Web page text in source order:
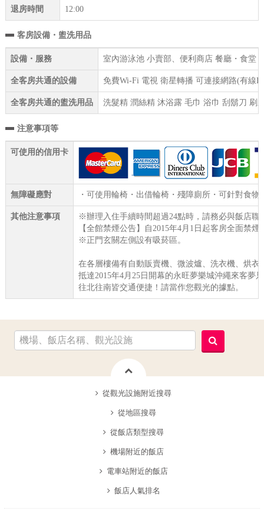
退房時間 12:00
客房設備・盥洗用品
設備・服務 室內游泳池 小賣部、便利商店 餐廳・食堂
全客房共通的設備 免費Wi-Fi 電視 衛星轉播 可連接網路(有線
全客房共通的盥洗用品 洗髮精 潤絲精 沐浴露 毛巾 浴巾 刮鬍刀 刷
注意事項等
可使用的信用卡
無障礙應對 ・可使用輪椅・出借輪椅・殘障廁所・可針對食
其他注意事項
※辦理入住手續時間超過24點時，請務必與飯店聯
【全館禁煙公告】自2015年4月1日起客房全面禁煙
※正門玄關左側設有吸菸區。
在各層樓備有自動販賣機、微波爐、洗衣機、烘衣
抵達2015年4月25日開幕的永旺夢樂城沖繩來客夢
往北往南皆交通便捷！請當作您觀光的據點。
從觀光設施附近搜尋
從地區搜尋
從飯店類型搜尋
機場附近的飯店
電車站附近的飯店
飯店人氣排名